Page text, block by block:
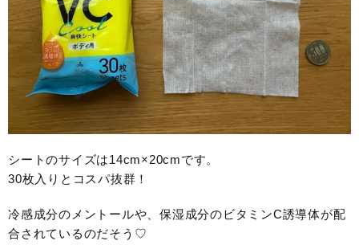
シートのサイズは14cm×20cmです。
30枚入りとコスパ抜群！
冷感成分のメントールや、保湿成分のビタミンC誘導体が配
合されているのだそう♡